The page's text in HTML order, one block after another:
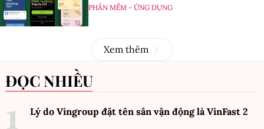
PHẦN MỀM - ỨNG DỤNG
Xem thêm
ĐỌC NHIỀU
Lý do Vingroup đặt tên sân vận động là VinFast 2